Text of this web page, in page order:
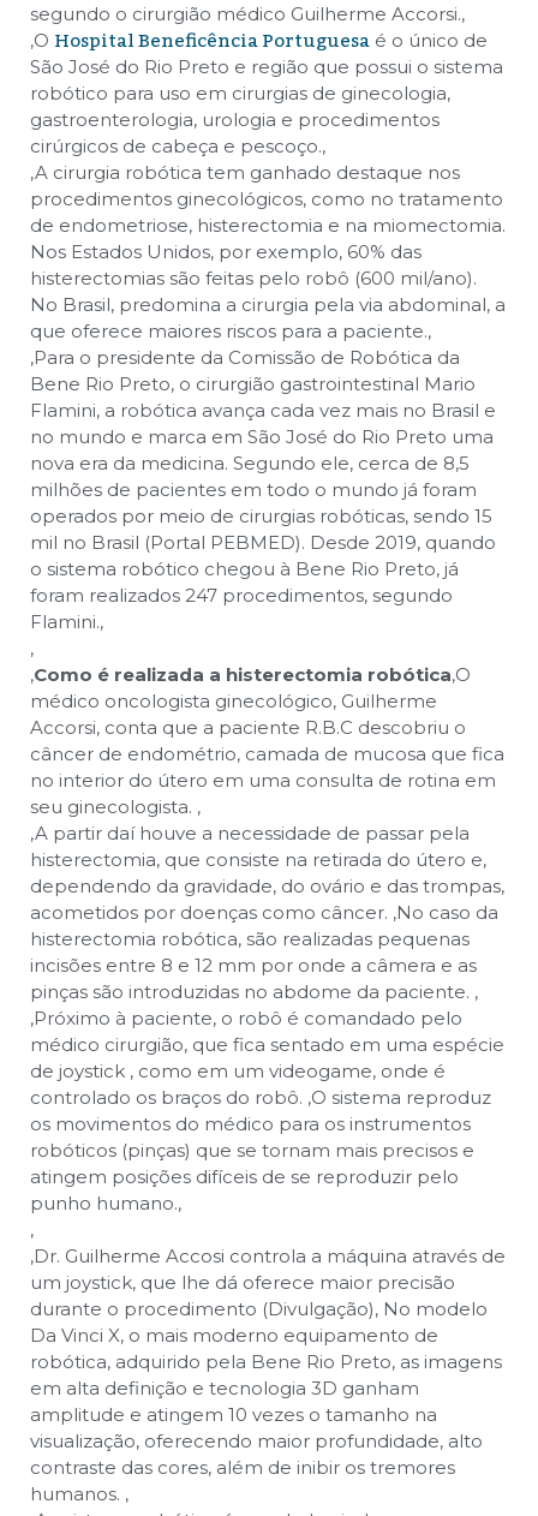
segundo o cirurgião médico Guilherme Accorsi.,
,O Hospital Beneficência Portuguesa é o único de
São José do Rio Preto e região que possui o sistema
robótico para uso em cirurgias de ginecologia,
gastroenterologia, urologia e procedimentos
cirúrgicos de cabeça e pescoço.,
,A cirurgia robótica tem ganhado destaque nos
procedimentos ginecológicos, como no tratamento
de endometriose, histerectomia e na miomectomia.
Nos Estados Unidos, por exemplo, 60% das
histerectomias são feitas pelo robô (600 mil/ano).
No Brasil, predomina a cirurgia pela via abdominal, a
que oferece maiores riscos para a paciente.,
,Para o presidente da Comissão de Robótica da
Bene Rio Preto, o cirurgião gastrointestinal Mario
Flamini, a robótica avança cada vez mais no Brasil e
no mundo e marca em São José do Rio Preto uma
nova era da medicina. Segundo ele, cerca de 8,5
milhões de pacientes em todo o mundo já foram
operados por meio de cirurgias robóticas, sendo 15
mil no Brasil (Portal PEBMED). Desde 2019, quando
o sistema robótico chegou à Bene Rio Preto, já
foram realizados 247 procedimentos, segundo
Flamini.,
,
,Como é realizada a histerectomia robótica,O
médico oncologista ginecológico, Guilherme
Accorsi, conta que a paciente R.B.C descobriu o
câncer de endométrio, camada de mucosa que fica
no interior do útero em uma consulta de rotina em
seu ginecologista. ,
,A partir daí houve a necessidade de passar pela
histerectomia, que consiste na retirada do útero e,
dependendo da gravidade, do ovário e das trompas,
acometidos por doenças como câncer. ,No caso da
histerectomia robótica, são realizadas pequenas
incisões entre 8 e 12 mm por onde a câmera e as
pinças são introduzidas no abdome da paciente. ,
,Próximo à paciente, o robô é comandado pelo
médico cirurgião, que fica sentado em uma espécie
de joystick , como em um videogame, onde é
controlado os braços do robô. ,O sistema reproduz
os movimentos do médico para os instrumentos
robóticos (pinças) que se tornam mais precisos e
atingem posições difíceis de se reproduzir pelo
punho humano.,
,
,Dr. Guilherme Accosi controla a máquina através de
um joystick, que lhe dá oferece maior precisão
durante o procedimento (Divulgação), No modelo
Da Vinci X, o mais moderno equipamento de
robótica, adquirido pela Bene Rio Preto, as imagens
em alta definição e tecnologia 3D ganham
amplitude e atingem 10 vezes o tamanho na
visualização, oferecendo maior profundidade, alto
contraste das cores, além de inibir os tremores
humanos. ,